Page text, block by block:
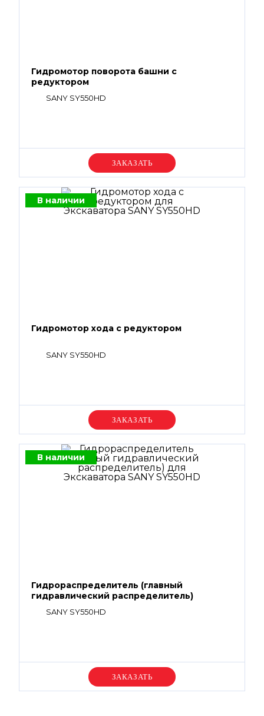
Гидромотор поворота башни с
редуктором
SANY SY550HD
Уточняйте цену
В наличии
Гидромотор хода с редуктором
SANY SY550HD
Уточняйте цену
В наличии
Гидрораспределитель (главный
гидравлический распределитель)
SANY SY550HD
Уточняйте цену